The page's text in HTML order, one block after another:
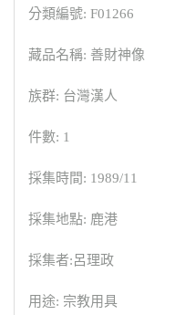
分類編號: F01266
藏品名稱: 善財神像
族群: 台灣漢人
件數: 1
採集時間: 1989/11
採集地點: 鹿港
採集者:呂理政
用途: 宗教用具